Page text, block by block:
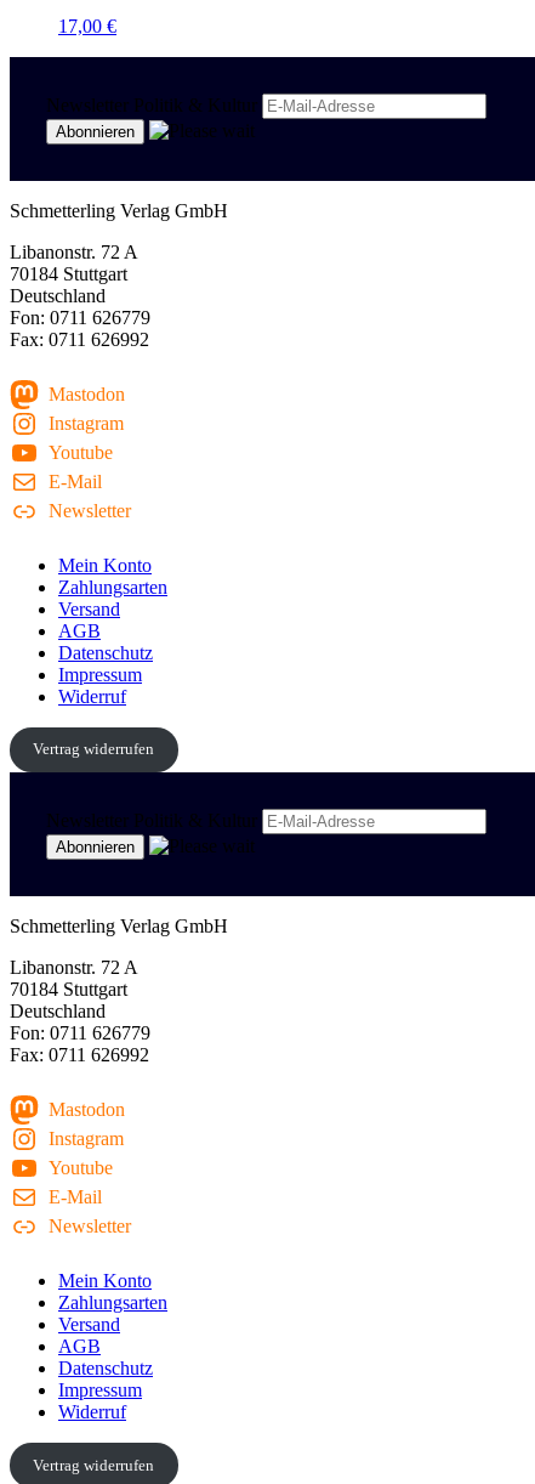
17,00 €
Newsletter Politik & Kultur
Schmetterling Verlag GmbH
Libanonstr. 72 A
70184 Stuttgart
Deutschland
Fon: 0711 626779
Fax: 0711 626992
Mastodon
Instagram
Youtube
E-Mail
Newsletter
Mein Konto
Zahlungsarten
Versand
AGB
Datenschutz
Impressum
Widerruf
Vertrag widerrufen
Newsletter Politik & Kultur
Schmetterling Verlag GmbH
Libanonstr. 72 A
70184 Stuttgart
Deutschland
Fon: 0711 626779
Fax: 0711 626992
Mastodon
Instagram
Youtube
E-Mail
Newsletter
Mein Konto
Zahlungsarten
Versand
AGB
Datenschutz
Impressum
Widerruf
Vertrag widerrufen